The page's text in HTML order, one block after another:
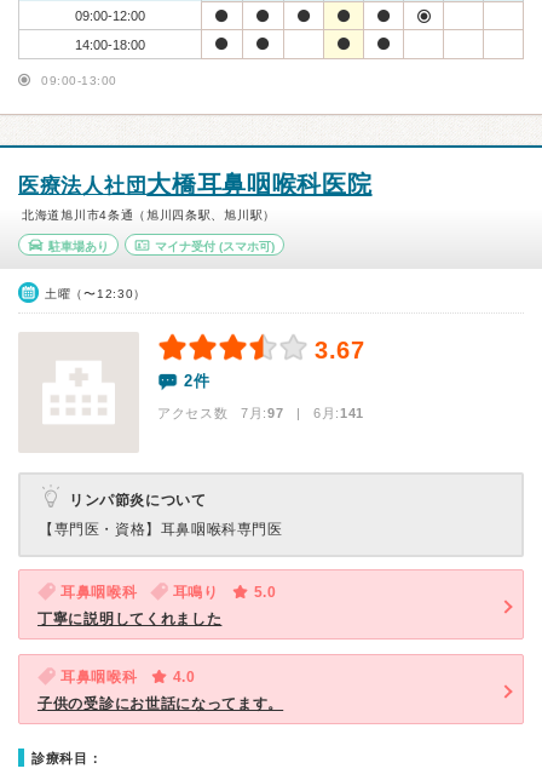
09:00-12:00
14:00-18:00
09:00-13:00
医療法人社団 大橋耳鼻咽喉科医院
北海道旭川市4条通（旭川四条駅、旭川駅）
駐車場あり マイナ受付(スマホ可)
土曜（〜12:30）
3.67
2件
アクセス数 7月:97 | 6月:141
リンパ節炎について
【専門医・資格】 耳鼻咽喉科専門医
耳鼻咽喉科 耳鳴り
5.0
丁寧に説明してくれました
耳鼻咽喉科
4.0
子供の受診にお世話になってます。
診療科目：